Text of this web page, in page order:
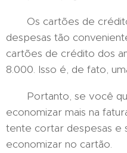
Os cartões de
despesas tão
cartões de crédito dos
8.000. Isso é, de fato,
Portanto, se você
economizar mais na
tente cortar despesas e
economizar no cartão.